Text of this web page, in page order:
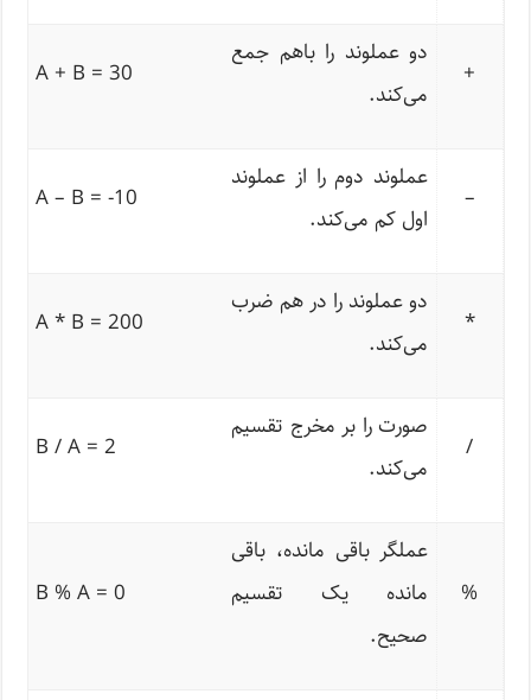
+
دو عملوند را باهم جمع
می‌کند.
A + B = 30
–
عملوند دوم را از عملوند
اول کم می‌کند.
A – B = -10
*
دو عملوند را در هم ضرب
می‌کند.
A * B = 200
/
صورت را بر مخرج تقسیم
می‌کند.
B / A = 2
%
عملگر باقی مانده، باقی
مانده یک تقسیم
صحیح.
B % A = 0